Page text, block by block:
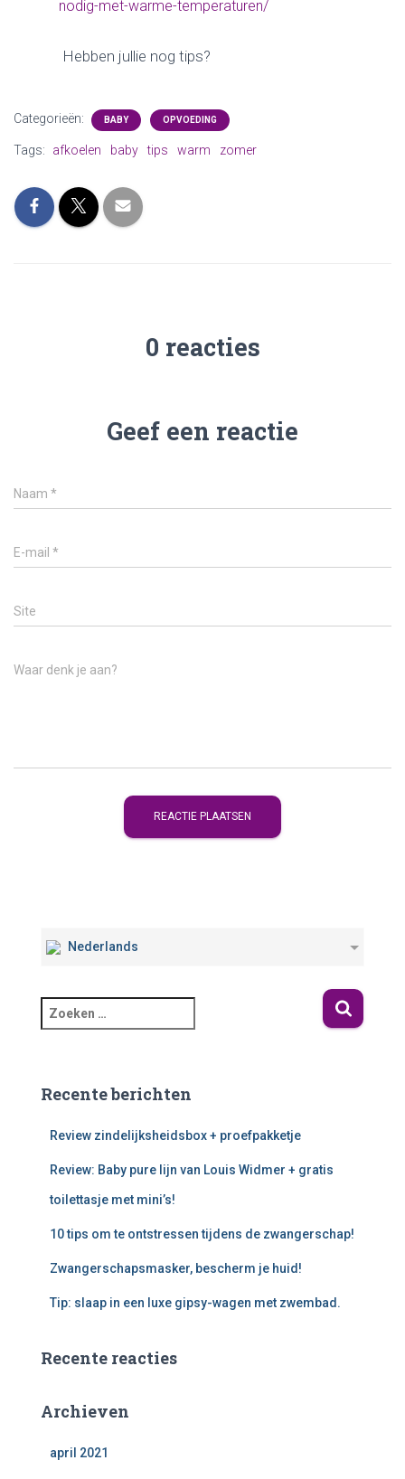
nodig-met-warme-temperaturen/
Hebben jullie nog tips?
Categorieën: BABY OPVOEDING
Tags: afkoelen baby tips warm zomer
0 reacties
Geef een reactie
Naam *
E-mail *
Site
Waar denk je aan?
Nederlands
Recente berichten
Review zindelijksheidsbox + proefpakketje
Review: Baby pure lijn van Louis Widmer + gratis
toilettasje met mini’s!
10 tips om te ontstressen tijdens de zwangerschap!
Zwangerschapsmasker, bescherm je huid!
Tip: slaap in een luxe gipsy-wagen met zwembad.
Recente reacties
Archieven
april 2021